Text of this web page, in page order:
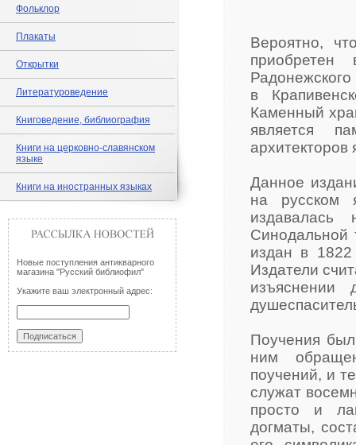
Фольклор
Плакаты
Открытки
Литературоведение
Книговедение, библиография
Книги на церковно-славянском
языке
Книги на иностранных языках
Новые поступления антикварного
магазина "Русский библиофил"
Укажите ваш электронный адрес:
Вероятно,
приобретен
в
Каменный
является
архитекторов
Данное
на русском
издавалась
Синодальной
издан в
Издатели
изъяснении
Поучения
ним
поучений, и
служат
просто и
догматы,